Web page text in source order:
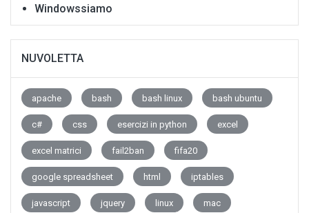
Windowssiamo
NUVOLETTA
apache bash bash linux bash ubuntu
c# css esercizi in python excel
excel matrici fail2ban fifa20
google spreadsheet html iptables
javascript jquery linux mac